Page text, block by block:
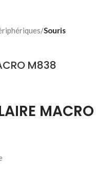
Souris
M838
MACRO